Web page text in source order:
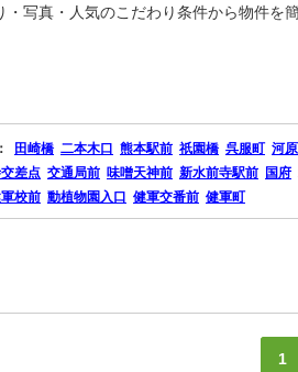
写真・人気のこだわり条件から物件を
田崎橋 二本木口 熊本駅前 祇園橋 呉服町 河
差点 交通局前 味噌天神前 新水前寺駅前 国府
校前 動植物園入口 健軍交番前 健軍町
1